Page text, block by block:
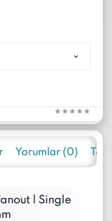
Yorumlar (0)
| Single